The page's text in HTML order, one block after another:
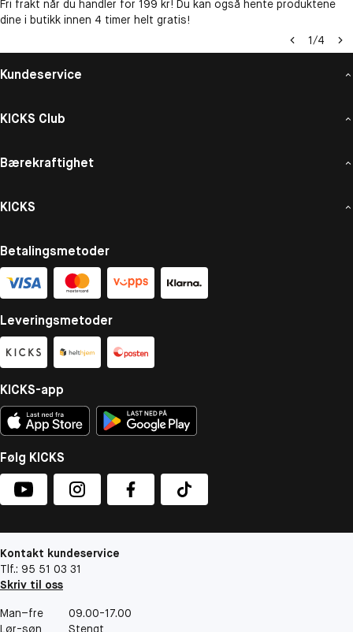
Fri frakt når du handler for 199 kr! Du kan også hente produktene
dine i butikk innen 4 timer helt gratis!
1/4
Kundeservice
KICKS Club
Bærekraftighet
KICKS
Betalingsmetoder
Leveringsmetoder
KICKS-app
Følg KICKS
Kontakt kundeservice
Tlf.: 95 51 03 31
Skriv til oss
Man–fre
09.00-17.00
Lør-søn
Stengt